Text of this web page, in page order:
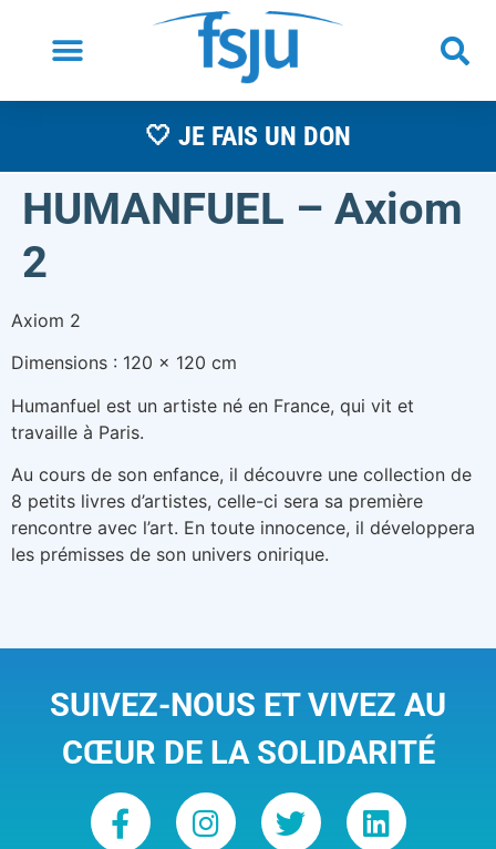
🤍 JE FAIS UN DON
HUMANFUEL – Axiom
2
Axiom 2
Dimensions : 120 x 120 cm
Humanfuel est un artiste né en France, qui vit et
travaille à Paris.
Au cours de son enfance, il découvre une collection de
8 petits livres d’artistes, celle-ci sera sa première
rencontre avec l’art. En toute innocence, il développera
les prémisses de son univers onirique.
SUIVEZ-NOUS ET VIVEZ AU
CŒUR DE LA SOLIDARITÉ